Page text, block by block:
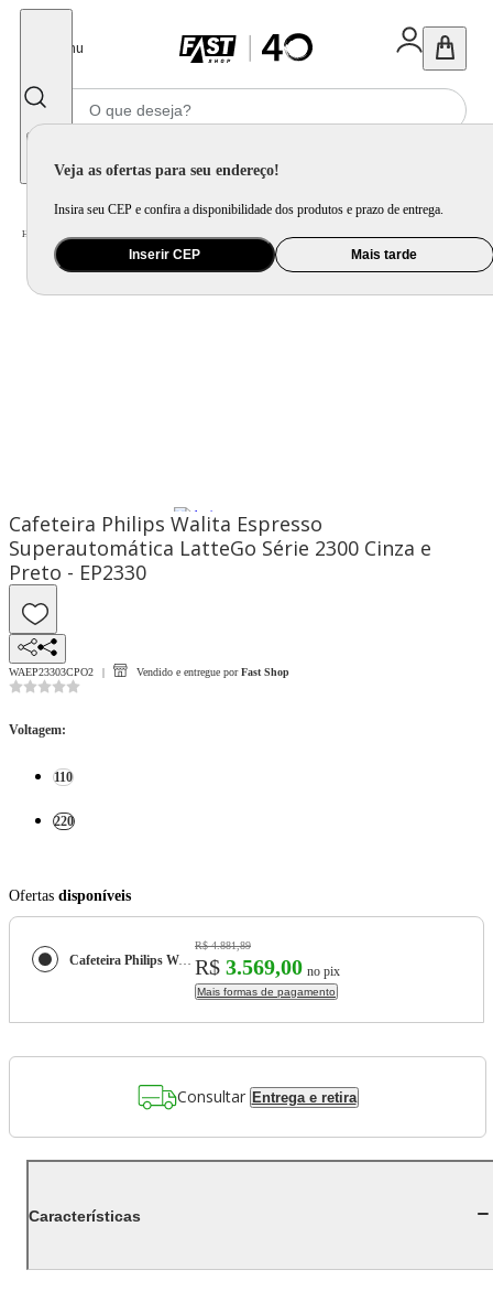
Menu
Veja as ofertas para seu endereço!
Insira seu CEP e confira a disponibilidade dos produtos e prazo de entrega.
Inserir CEP Mais tarde
Home
Cafeteira Philips Walita Espresso
Superautomática LatteGo Série 2300 Cinza e
Preto - EP2330
WAEP23303CPO2 Vendido e entregue por Fast Shop
Voltagem:
110
220
Ofertas disponíveis
Cafeteira Philips Walita Espresso Superautomática LatteGo Série 2300 Cinza e Preto - EP2330
R$ 4.881,89
R$ 3.569,00 no pix
Mais formas de pagamento
Consultar Entrega e retira
Características